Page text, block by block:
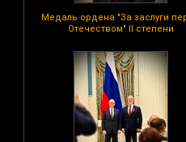
Медаль ордена "За заслуги
Отечеством" II степени